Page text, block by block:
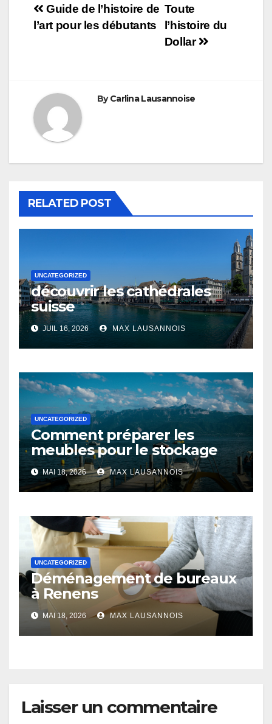
Navigation
Toute
l’histoire du
Dollar
Guide de l’histoire de
l’art pour les débutants
ByCarlina Lausannoise
RELATED POST
UNCATEGORIZED
découvrir les cathédrales
suisse
JUIL 16, 2026 MAX LAUSANNOIS
UNCATEGORIZED
Comment préparer les
meubles pour le stockage
MAI 18, 2026 MAX LAUSANNOIS
UNCATEGORIZED
Déménagement de bureaux
à Renens
MAI 18, 2026 MAX LAUSANNOIS
Laisser un commentaire